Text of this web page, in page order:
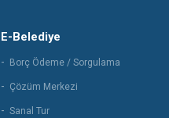
E-Belediye
Borç Ödeme / Sorgulama
Çözüm Merkezi
Sanal Tur